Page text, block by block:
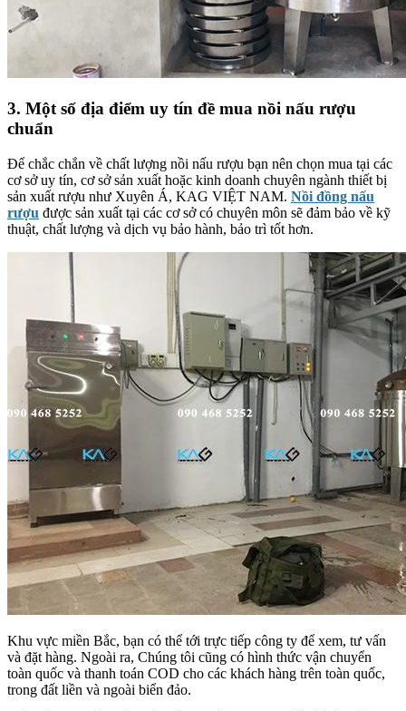
3. Một số địa điểm uy tín đề mua nồi nấu rượu
chuẩn
Để chắc chắn về chất lượng nồi nấu rượu bạn nên chọn mua tại các
cơ sở uy tín, cơ sở sản xuất hoặc kinh doanh chuyên ngành thiết bị
sản xuất rượu như Xuyên Á, KAG VIỆT NAM. Nồi đồng nấu
rượu được sản xuất tại các cơ sở có chuyên môn sẽ đảm bảo về kỹ
thuật, chất lượng và dịch vụ bảo hành, bảo trì tốt hơn.
Khu vực miền Bắc, bạn có thể tới trực tiếp công ty để xem, tư vấn
và đặt hàng. Ngoài ra, Chúng tôi cũng có hình thức vận chuyển
toàn quốc và thanh toán COD cho các khách hàng trên toàn quốc,
trong đất liền và ngoài biển đảo.